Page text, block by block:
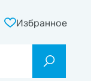
Избранное